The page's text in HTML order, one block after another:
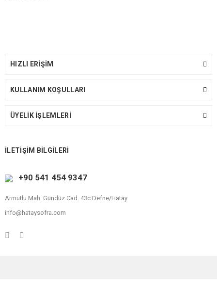
HIZLI ERİŞİM
KULLANIM KOŞULLARI
ÜYELİK İŞLEMLERİ
İLETİŞİM BİLGİLERİ
+90 541 454 9347
Armutlu Mah. Gündüz Cad. 43c Defne/Hatay
info@hataysofra.com